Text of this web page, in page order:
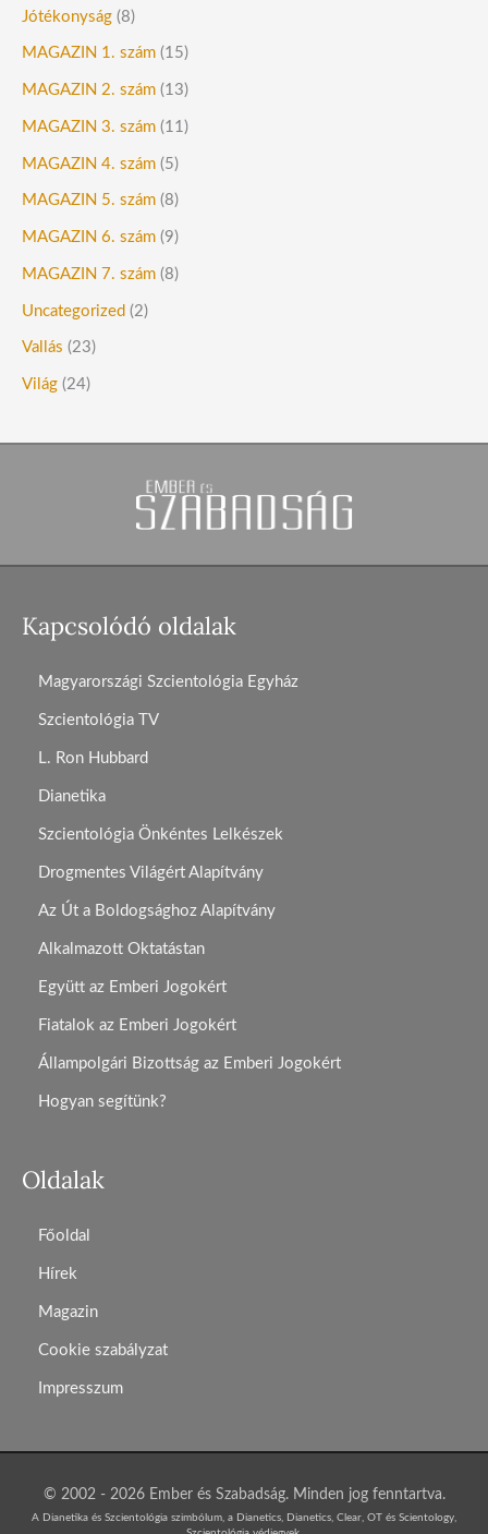
Jótékonyság (8)
MAGAZIN 1. szám (15)
MAGAZIN 2. szám (13)
MAGAZIN 3. szám (11)
MAGAZIN 4. szám (5)
MAGAZIN 5. szám (8)
MAGAZIN 6. szám (9)
MAGAZIN 7. szám (8)
Uncategorized (2)
Vallás (23)
Világ (24)
Kapcsolódó oldalak
Magyarországi Szcientológia Egyház
Szcientológia TV
L. Ron Hubbard
Dianetika
Szcientológia Önkéntes Lelkészek
Drogmentes Világért Alapítvány
Az Út a Boldogsághoz Alapítvány
Alkalmazott Oktatástan
Együtt az Emberi Jogokért
Fiatalok az Emberi Jogokért
Állampolgári Bizottság az Emberi Jogokért
Hogyan segítünk?
Oldalak
Főoldal
Hírek
Magazin
Cookie szabályzat
Impresszum
© 2002 - 2026 Ember és Szabadság. Minden jog fenntartva.
A Dianetika és Szcientológia szimbólum, a Dianetics, Dianetics, Clear, OT és Scientology,